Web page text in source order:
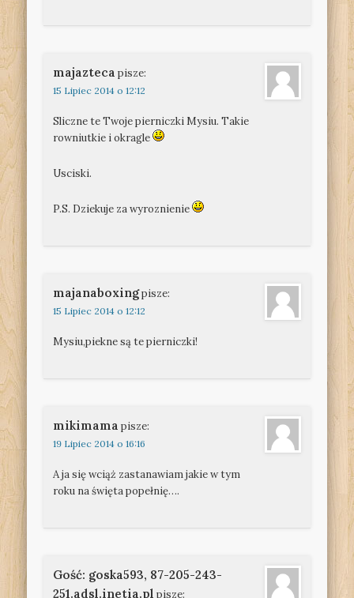
majazteca pisze:
15 Lipiec 2014 o 12:12
Sliczne te Twoje pierniczki Mysiu. Takie
rowniutkie i okragle
Usciski.
P.S. Dziekuje za wyroznienie
majanaboxingpisze:
15 Lipiec 2014 o 12:12
Mysiu,piekne są te pierniczki!
mikimama pisze:
19 Lipiec 2014 o 16:16
A ja się wciąż zastanawiam jakie w tym
roku na święta popełnię….
Gość: goska593, 87-205-243-
251.adsl.inetia.pl pisze: